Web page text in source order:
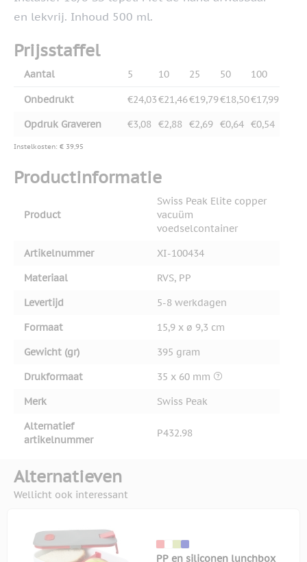
en lekvrij. Inhoud 500 ml.
Prijsstaffel
Aantal 5 10 25 50 100
Onbedrukt €24,03€21,46€19,79€18,50€17,99
Opdruk Graveren
€3,08 €2,88 €2,69 €0,64 €0,54
Instelkosten: € 39,95
Productinformatie
Product
Swiss Peak Elite copper
vacuüm
voedselcontainer
Artikelnummer
XI-100434
Materiaal
RVS, PP
Levertijd
5-8 werkdagen
Formaat
15,9 x ø 9,3 cm
Gewicht (gr)
395 gram
Drukformaat
35 x 60 mm
Merk
Swiss Peak
Alternatief
artikelnummer
P432.98
Alternatieven
Wellicht ook interessant
PP en siliconen lunchbox